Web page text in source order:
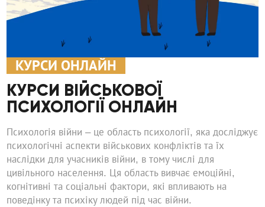
КУРСИ ОНЛАЙН
КУРСИ ВІЙСЬКОВОЇ
ПСИХОЛОГІЇ ОНЛАЙН
Психологія війни – це область психології, яка досліджує
психологічні аспекти військових конфліктів та їх
наслідки для учасників війни, в тому числі для
цивільного населення. Ця область вивчає емоційні,
когнітивні та соціальні фактори, які впливають на
поведінку та психіку людей під час війни.